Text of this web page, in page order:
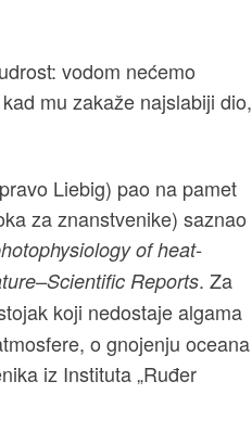
vodom nećemo
mu zakaže najslabiji dio,
Liebig) pao na pamet
za znanstvenike) saznao
of heat-
Reports. Za
koji nedostaje algama
o gnojenju oceana
iz Instituta „Ruđer